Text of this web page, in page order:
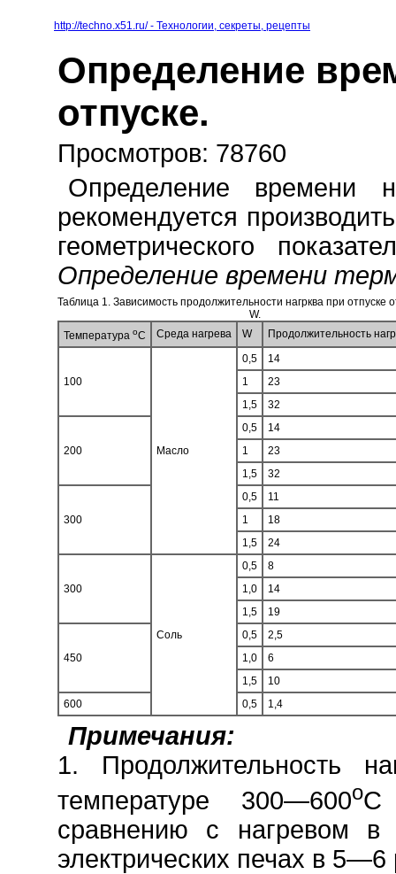
http://techno.x51.ru/ - Технологии, секреты, рецепты
Определение
отпуске.
Просмотров: 78760
Определение времени
рекомендуется
геометрического
Определение времени
Таблица 1. Зависимость продолжительности нагрква при отпуске
W.
Температура oС Среда нагрева W Продолжительность
100
Масло
0,5
14
1
23
1,5
32
200
0,5
14
1
23
1,5
32
300
0,5
11
1
18
1,5
24
300
Соль
0,5
8
1,0
14
1,5
19
450
0,5
2,5
1,0
6
1,5
10
600
0,5 1,4
Примечания:
1. Продолжительность
температуре 300—600oС
сравнению с нагревом
электрических печах в 5—6